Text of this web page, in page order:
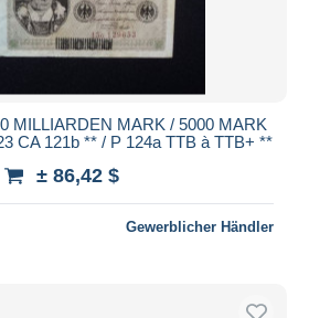
MILLIARDEN MARK / 5000 MARK
CA 121b ** / P 124a TTB à TTB+ **
± 86,42 $
Gewerblicher Händler